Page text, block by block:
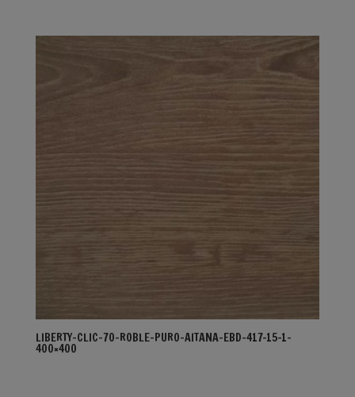
LIBERTY-CLIC-70-ROBLE-PURO-AITANA-EBD-417-15-1-
400×400